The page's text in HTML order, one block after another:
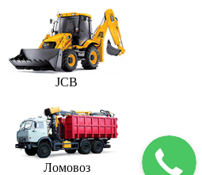
JCB
Ломовоз